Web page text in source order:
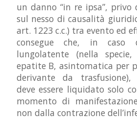
un danno “in re ipsa”, privo
sul nesso di causalità
art. 1223 c.c.) tra evento ed
consegue che, in caso
lungolatente (nella
epatite B, asintomatica per
derivante da
deve essere liquidato solo
momento di
non dalla contrazione